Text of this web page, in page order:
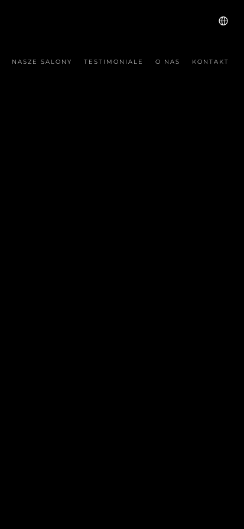
NASZE SALONY TESTIMONIALE O NAS KONTAKT